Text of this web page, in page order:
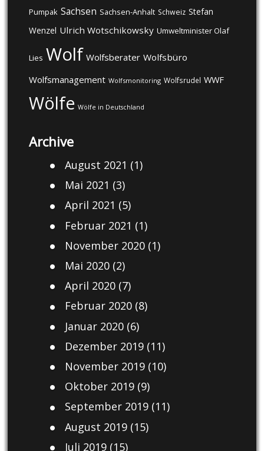
Pumpak Sachsen Sachsen-Anhalt Schweiz Stefan
Wenzel Ulrich Wotschikowsky Umweltminister Olaf
Lies Wolf Wolfsberater Wolfsbüro
Wolfsmanagement Wolfsmonitoring Wolfsrudel WWF
Wölfe Wölfe in Deutschland
Archive
August 2021 (1)
Mai 2021 (3)
April 2021 (5)
Februar 2021 (1)
November 2020(1)
Mai 2020(2)
April 2020(7)
Februar 2020(8)
Januar 2020(6)
Dezember 2019(11)
November 2019(10)
Oktober 2019(9)
September 2019(11)
August 2019(15)
Juli 2019(15)